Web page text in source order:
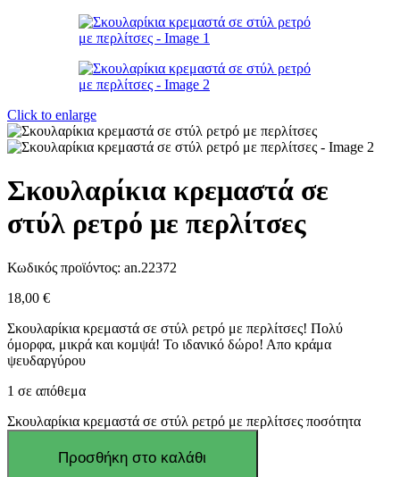
Click to enlarge
Σκουλαρίκια κρεμαστά σε
στύλ ρετρό με περλίτσες
Κωδικός προϊόντος: an.22372
18,00 €
Σκουλαρίκια κρεμαστά σε στύλ ρετρό με περλίτσες! Πολύ
όμορφα, μικρά και κομψά! Το ιδανικό δώρο! Απο κράμα
ψευδαργύρου
1 σε απόθεμα
Σκουλαρίκια κρεμαστά σε στύλ ρετρό με περλίτσες ποσότητα
Προσθήκη στο καλάθι